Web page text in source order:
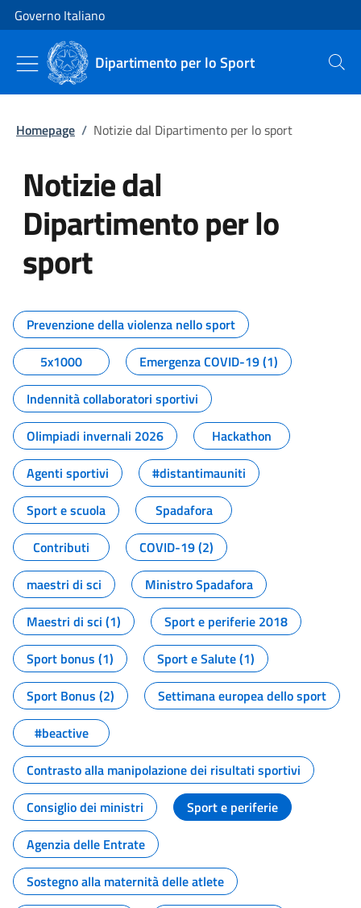
Vai al contenuto
Vai alla navigazione del sito
Governo Italiano
Dipartimento per lo Sport Cerca
Homepage / Notizie dal Dipartimento per lo sport
Notizie dal
Dipartimento per lo
sport
Tutti i contenuti della pagina
Prevenzione della violenza nello sport
5x1000
Emergenza COVID-19 (1)
Indennità collaboratori sportivi
Olimpiadi invernali 2026
Hackathon
Agenti sportivi
#distantimauniti
Sport e scuola
Spadafora
Contributi
COVID-19 (2)
maestri di sci
Ministro Spadafora
Maestri di sci (1)
Sport e periferie 2018
Sport bonus (1)
Sport e Salute (1)
Sport Bonus (2)
Settimana europea dello sport
#beactive
Contrasto alla manipolazione dei risultati sportivi
Consiglio dei ministri
Sport e periferie
Agenzia delle Entrate
Sostegno alla maternità delle atlete